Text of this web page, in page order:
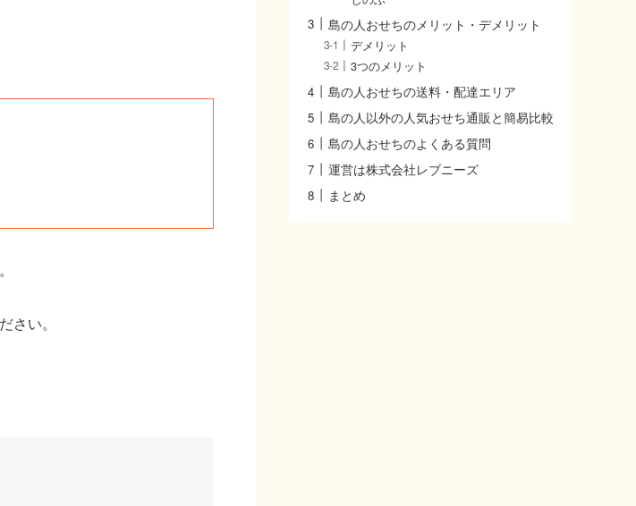
さい。
島の人おせちのメリット・デメリット
デメリット
3つのメリット
島の人おせちの送料・配達エリア
島の人以外の人気おせち通販と簡易比較
島の人おせちのよくある質問
運営は株式会社レブニーズ
まとめ